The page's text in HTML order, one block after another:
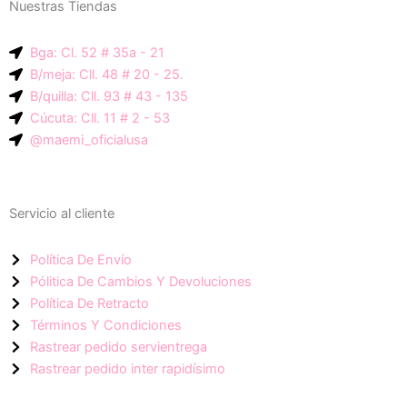
-
i
c
o
n
a
c
e
b
o
o
k
r
a
m
p
p
Nuestras Tiendas
Bga: Cl. 52 # 35a - 21
B/meja: Cll. 48 # 20 - 25.
B/quilla: Cll. 93 # 43 - 135
Cúcuta: Cll. 11 # 2 - 53
@maemi_oficialusa
Servicio al cliente
Política De Envío
Pólitica De Cambios Y Devoluciones
Política De Retracto
Términos Y Condiciones
Rastrear pedido servientrega
Rastrear pedido inter rapidísimo